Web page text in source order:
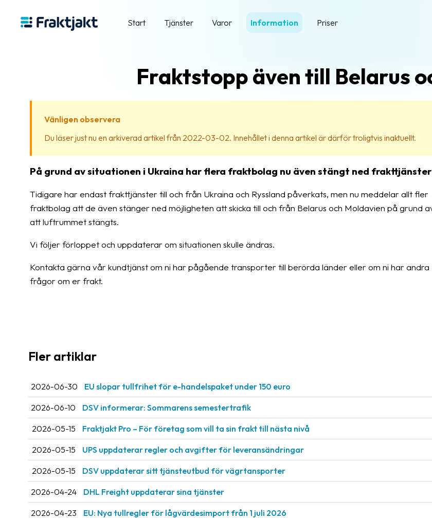
Start Tjänster Varor Information Priser
Fraktstopp även till Belarus
Vänligen observera
Du läser just nu en arkiverad artikel från 2022-03-02. Innehållet i denna artikel är därför troligtvis inaktuellt.
På grund av situationen i Ukraina har flera fraktbolag nu även stängt ned
Tidigare har endast frakttjänster till och från Ukraina och Ryssland påverkats, men nu meddelar allt fler
fraktbolag att de även stänger ned möjligheten att skicka till och från Belarus och Moldavien på grund
att luftrummet stängts.
Vi följer förloppet och uppdaterar om situationen skulle ändras.
Kontakta gärna vår kundtjänst om ni har pågående transporter till berörda länder eller om ni har andra
frågor om er frakt.
Fler artiklar
2026-06-30 EU slopar tullfrihet för e-handelspaket under 150 euro
2026-06-10 DSV informerar: Sommarens semestertrafik
2026-05-15 Fraktjakt Pro – För företag som vill ta sin frakt till nästa nivå
2026-05-15 UPS uppdaterar regler och avgifter för leveransändringar
2026-05-15 DSV uppdaterar sitt tjänsteutbud för vägrtansporter
2026-04-24 DHL Freight uppdaterar sina tjänster
2026-04-23 EU: Nya tullregler för låg­värdesimport från 1 juli 2026